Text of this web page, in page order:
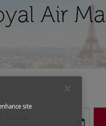
Air
today
site